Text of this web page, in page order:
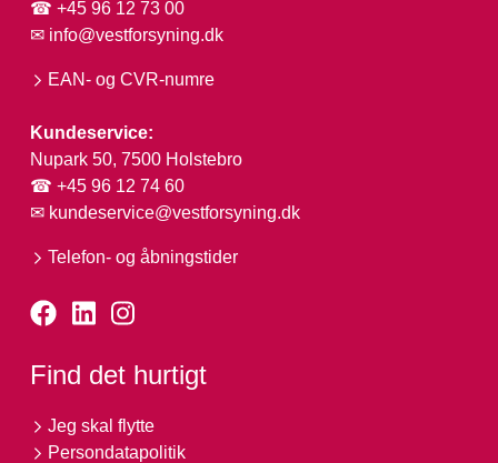
☎ +45 96 12 73 00
✉ info@vestforsyning.dk
EAN- og CVR-numre
Kundeservice:
Nupark 50, 7500 Holstebro
☎ +45 96 12 74 60
✉ kundeservice@vestforsyning.dk
Telefon- og åbningstider
Find det hurtigt
Jeg skal flytte
Persondatapolitik